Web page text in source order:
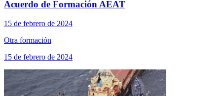
Acuerdo de Formación AEAT
15 de febrero de 2024
Otra formación
15 de febrero de 2024